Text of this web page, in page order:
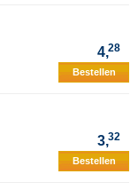
4,28
Bestellen
3,32
Bestellen